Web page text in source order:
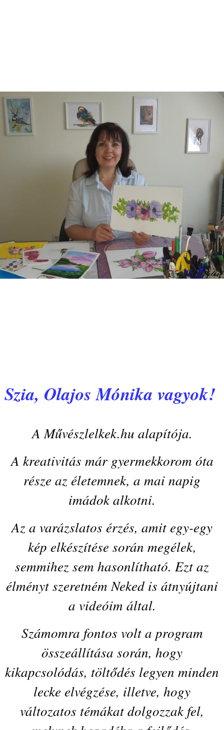
Szia, Olajos Mónika vagyok!
A Művészlelkek.hu alapítója.
A kreativitás már gyermekkorom óta
része az életemnek, a mai napig
imádok alkotni.
Az a varázslatos érzés, amit egy-egy
kép elkészítése során megélek,
semmihez sem hasonlítható. Ezt az
élményt szeretném Neked is átnyújtani
a videóim által.
Számomra fontos volt a program
összeállítása során, hogy
kikapcsolódás, töltődés legyen minden
lecke elvégzése, illetve, hogy
változatos témákat dolgozzak fel,